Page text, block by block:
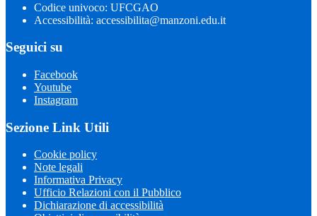
Codice univoco: UFCGAO
Accessibilità: accessibilita@manzoni.edu.it
Seguici su
Facebook
Youtube
Instagram
Sezione Link Utili
Cookie policy
Note legali
Informativa Privacy
Ufficio Relazioni con il Pubblico
Dichiarazione di accessibilità